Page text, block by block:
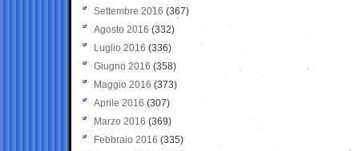
Settembre 2016 (367)
Agosto 2016 (332)
Luglio 2016 (336)
Giugno 2016 (358)
Maggio 2016 (373)
Aprile 2016 (307)
Marzo 2016 (369)
Febbraio 2016 (335)